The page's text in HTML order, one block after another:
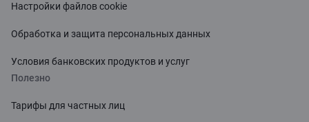
Настройки файлов cookie
Обработка и защита персональных данных
Условия банковских продуктов и услуг
Полезно
Тарифы для частных лиц